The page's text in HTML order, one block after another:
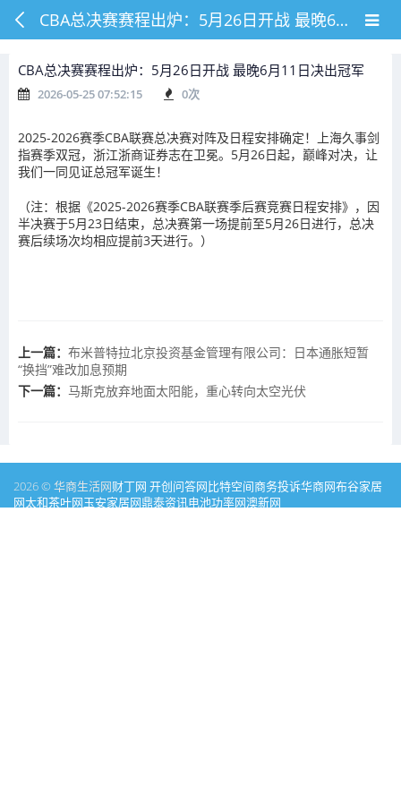
CBA总决赛赛程出炉：5月26日开战 最晚6月11日决出冠军
CBA总决赛赛程出炉：5月26日开战 最晚6月11日决出冠军
2026-05-25 07:52:15 0次
2025-2026赛季CBA联赛总决赛对阵及日程安排确定！上海久事剑
指赛季双冠，浙江浙商证券志在卫冕。5月26日起，巅峰对决，让
我们一同见证总冠军诞生！
（注：根据《2025-2026赛季CBA联赛季后赛竞赛日程安排》，因
半决赛于5月23日结束，总决赛第一场提前至5月26日进行，总决
赛后续场次均相应提前3天进行。）
上一篇： 布米普特拉北京投资基金管理有限公司：日本通胀短暂
“换挡”难改加息预期
下一篇： 马斯克放弃地面太阳能，重心转向太空光伏
2026 © 华商生活网财丁网 开创问答网比特空间商务投诉华商网布谷家居
网太和茶叶网玉安家居网鼎泰资讯电池功率网澳新网